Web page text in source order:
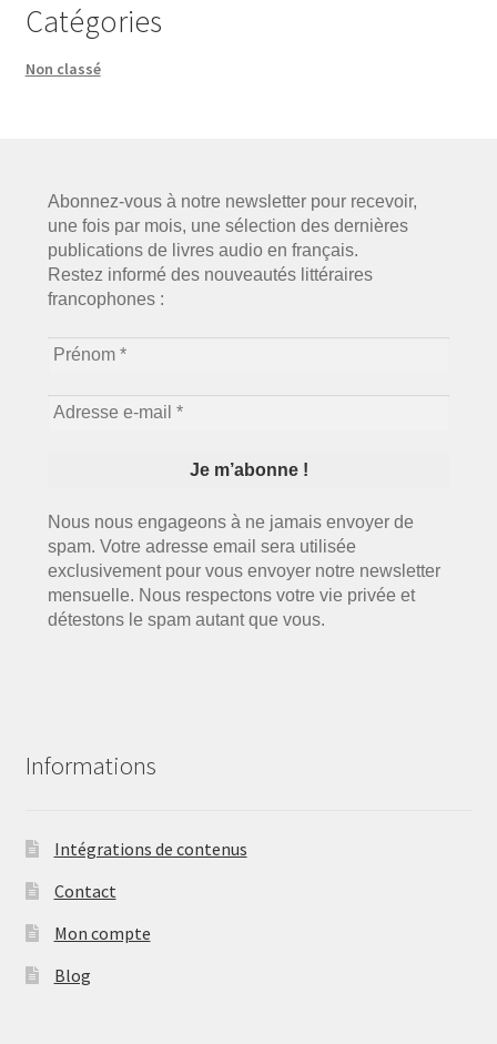
Catégories
Non classé
Abonnez-vous à notre newsletter pour recevoir,
une fois par mois, une sélection des dernières
publications de livres audio en français.
Restez informé des nouveautés littéraires
francophones :
Nous nous engageons à ne jamais envoyer de
spam. Votre adresse email sera utilisée
exclusivement pour vous envoyer notre newsletter
mensuelle. Nous respectons votre vie privée et
détestons le spam autant que vous.
Informations
Intégrations de contenus
Contact
Mon compte
Blog